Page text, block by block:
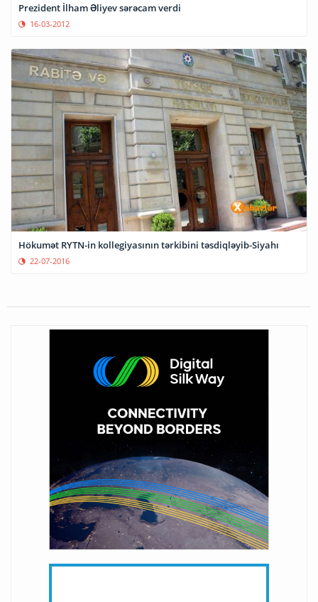
Prezident İlham Əliyev sərəcam verdi
16-03-2012
Hökumət RYTN-in kollegiyasının tərkibini təsdiqləyib-Siyahı
22-07-2016